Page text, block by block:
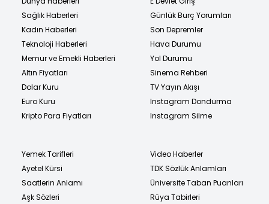
Sağlık Haberleri
Kadın Haberleri
Teknoloji Haberleri
Memur ve Emekli Haberleri
Altın Fiyatları
Dolar Kuru
Euro Kuru
Kripto Para Fiyatları
Günlük Burç Yorumları
Son Depremler
Hava Durumu
Yol Durumu
Sinema Rehberi
TV Yayın Akışı
Instagram Dondurma
Instagram Silme
Yemek Tarifleri
Ayetel Kürsi
Saatlerin Anlamı
Aşk Sözleri
Video Haberler
TDK Sözlük Anlamları
Üniversite Taban Puanları
Rüya Tabirleri